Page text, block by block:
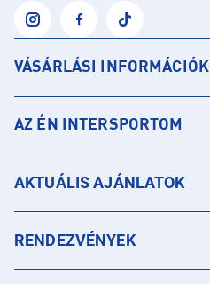
VÁSÁRLÁSI INFORMÁCIÓK
AZ ÉN INTERSPORTOM
AKTUÁLIS AJÁNLATOK
RENDEZVÉNYEK